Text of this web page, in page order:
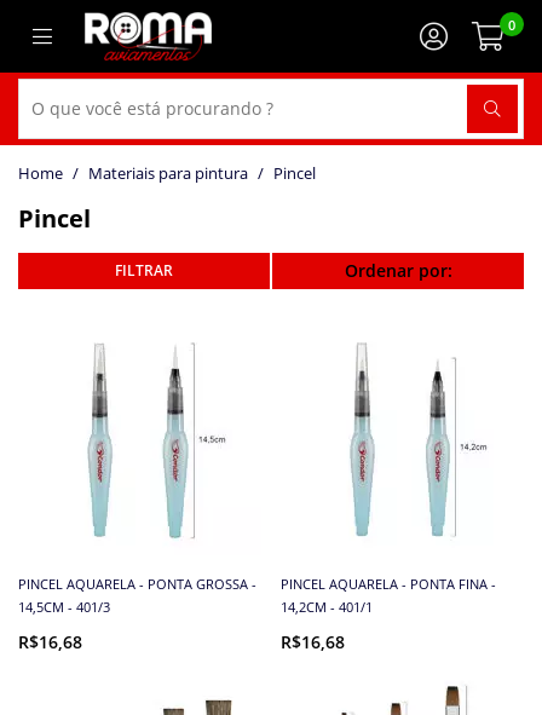
0
Materiais para pintura Pincel
Pincel
Ordenar por:
PINCEL AQUARELA - PONTA GROSSA -
14,5CM - 401/3
R$16,68
PINCEL AQUARELA - PONTA FINA -
14,2CM - 401/1
R$16,68